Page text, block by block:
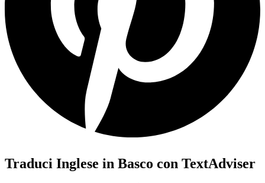
Traduci Inglese in Basco con TextAdviser